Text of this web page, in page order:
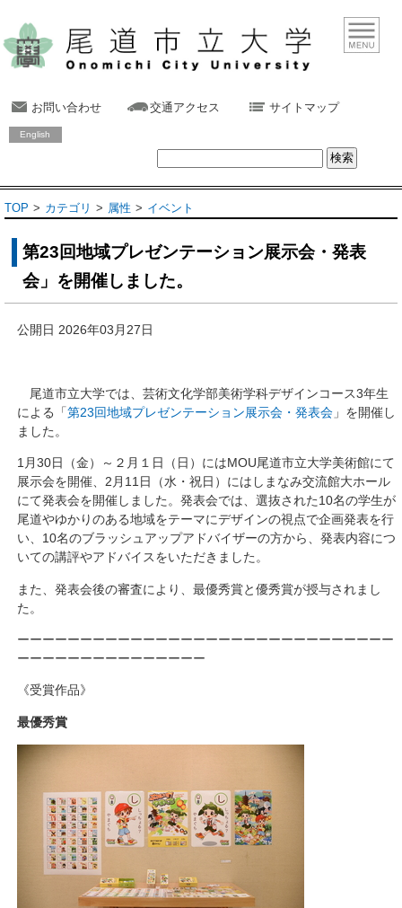
お問い合わせ 交通アクセス サイトマップ
English
TOP カテゴリ 属性 イベント
第23回地域プレゼンテーション展示会・発表
会」を開催しました。
公開日 2026年03月27日
尾道市立大学では、芸術文化学部美術学科デザインコース3年生
による「第23回地域プレゼンテーション展示会・発表会 」を開催し
ました。
1月30日（金）～２月１日（日）にはMOU尾道市立大学美術館にて
展示会を開催、2月11日（水・祝日）にはしまなみ交流館大ホール
にて発表会を開催しました。発表会では、選抜された10名の学生が
尾道やゆかりのある地域をテーマにデザインの視点で企画発表を行
い、10名のブラッシュアップアドバイザーの方から、発表内容につ
いての講評やアドバイスをいただきました。
また、発表会後の審査により、最優秀賞と優秀賞が授与されまし
た。
ーーーーーーーーーーーーーーーーーーーーーーーーーーーーーー
ーーーーーーーーーーーーーーー
《受賞作品》
最優秀賞